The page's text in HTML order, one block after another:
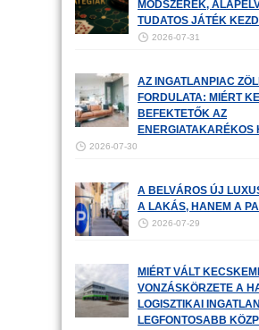
MÓDSZEREK,
TUDATOS JÁTÉK
2026-07-31
AZ INGATLANPIAC
FORDULATA: MIÉRT
BEFEKTETŐK AZ
ENERGIATAKARÉKOS
2026-07-30
A BELVÁROS ÚJ
A LAKÁS, HANEM A
2026-07-29
MIÉRT VÁLT
VONZÁSKÖRZETE A
LOGISZTIKAI
LEGFONTOSABB